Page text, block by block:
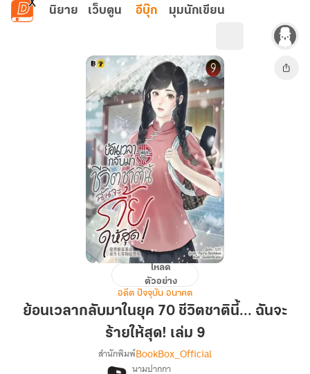
ข้ามไปยังเนื้อหาหลัก
นิยาย เว็บตูน อีบุ๊ก มุมนักเขียน
กลับ
ยุค
โหลด
ตัวอย่าง
อดีต ปัจจุบัน อนาคต
ย้อนเวลากลับมาในยุค 70 ชีวิตชาตินี้... ฉันจะ
ร้ายให้สุด! เล่ม 9
สำนักพิมพ์BookBox_Official
นามปากกา